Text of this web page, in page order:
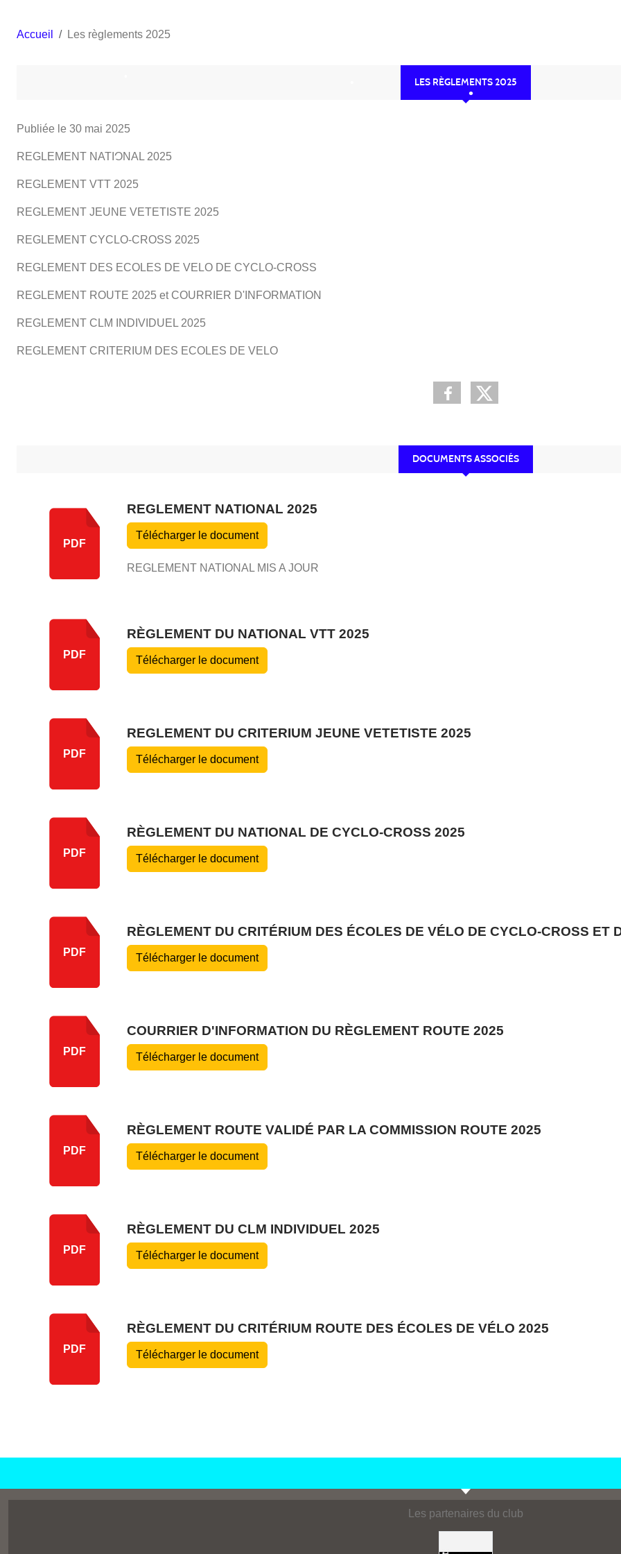
Accueil Les règlements 2025
LES RÈGLEMENTS 2025
Publiée le 30 mai 2025
REGLEMENT NATIONAL 2025
REGLEMENT VTT 2025
REGLEMENT JEUNE VETETISTE 2025
REGLEMENT CYCLO-CROSS 2025
REGLEMENT DES ECOLES DE VELO DE CYCLO-CROSS
REGLEMENT ROUTE 2025 et COURRIER D'INFORMATION
REGLEMENT CLM INDIVIDUEL 2025
REGLEMENT CRITERIUM DES ECOLES DE VELO
DOCUMENTS ASSOCIÉS
PDF
REGLEMENT NATIONAL 2025
Télécharger le document
REGLEMENT NATIONAL MIS A JOUR
PDF
RÈGLEMENT DU NATIONAL VTT 2025
Télécharger le document
PDF
REGLEMENT DU CRITERIUM JEUNE VETETISTE 2025
Télécharger le document
PDF
RÈGLEMENT DU NATIONAL DE CYCLO-CROSS 2025
Télécharger le document
PDF
RÈGLEMENT DU CRITÉRIUM DES ÉCOLES DE VÉLO DE CYCLO-CROSS ET
Télécharger le document
PDF
COURRIER D'INFORMATION DU RÈGLEMENT ROUTE 2025
Télécharger le document
PDF
RÈGLEMENT ROUTE VALIDÉ PAR LA COMMISSION ROUTE 2025
Télécharger le document
PDF
RÈGLEMENT DU CLM INDIVIDUEL 2025
Télécharger le document
PDF
RÈGLEMENT DU CRITÉRIUM ROUTE DES ÉCOLES DE VÉLO 2025
Télécharger le document
Les partenaires du club
•
•
•
•